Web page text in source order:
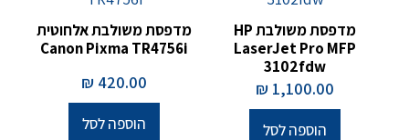
מדפסת משולבת HP
LaserJet Pro MFP
3102fdw
1,100.00
₪
הוספה לסל
מדפסת משולבת אלחוטית
Canon Pixma TR4756i
420.00
₪
הוספה לסל